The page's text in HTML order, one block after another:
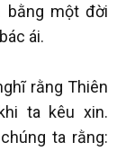
bằng một đời
ái.
rằng Thiên
ta kêu xin.
ta rằng: